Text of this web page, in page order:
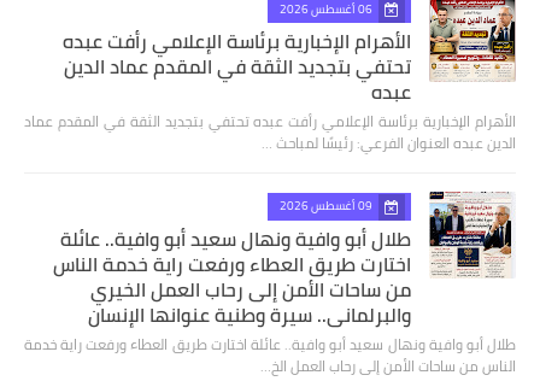
06 أغسطس 2026
الأهرام الإخبارية برئاسة الإعلامي رأفت عبده
تحتفي بتجديد الثقة في المقدم عماد الدين
عبده
الأهرام الإخبارية برئاسة الإعلامي رأفت عبده تحتفي بتجديد الثقة في المقدم عماد
الدين عبده العنوان الفرعي: رئيسًا لمباحث …
09 أغسطس 2026
طلال أبو وافية ونهال سعيد أبو وافية.. عائلة
اختارت طريق العطاء ورفعت راية خدمة الناس
من ساحات الأمن إلى رحاب العمل الخيري
والبرلماني.. سيرة وطنية عنوانها الإنسان
طلال أبو وافية ونهال سعيد أبو وافية.. عائلة اختارت طريق العطاء ورفعت راية خدمة
الناس من ساحات الأمن إلى رحاب العمل الخ…